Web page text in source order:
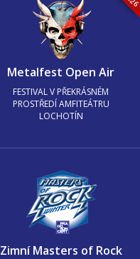
Metalfest Open Air
FESTIVAL V PŘEKRÁSNÉM
PROSTŘEDÍ AMFITEÁTRU
LOCHOTÍN
Zimní Masters of Rock